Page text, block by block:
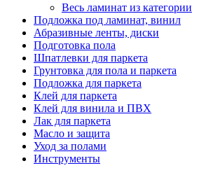
Весь ламинат из категории
Подложка под ламинат, винил
Абразивные ленты, диски
Подготовка пола
Шпатлевки для паркета
Грунтовка для пола и паркета
Подложка для паркета
Клей для паркета
Клей для винила и ПВХ
Лак для паркета
Масло и защита
Уход за полами
Инструменты